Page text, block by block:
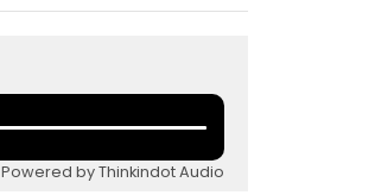
Powered by Thinkindot Audio